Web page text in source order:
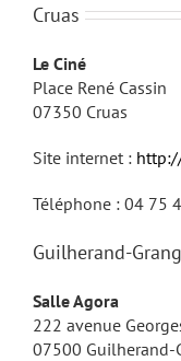
Cruas
Le Ciné
Place René Cassin
07350 Cruas
Site internet :
Téléphone : 04 75
Guilherand-
Salle Agora
222 avenue
07500 Guilherand-